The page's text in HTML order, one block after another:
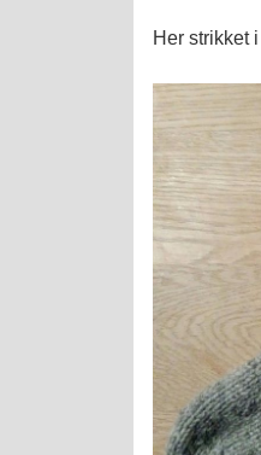
Her strikket